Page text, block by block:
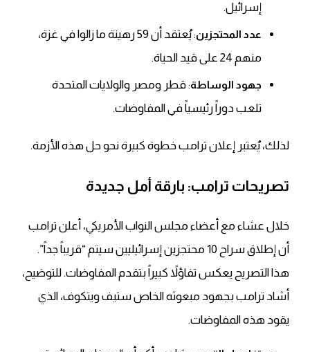
إسرائيل.
عدد المحتجزين
: يُعتقد أن 59 رهينة ما زالوا في غزة،
منهم 24 على قيد الحياة.
جهود الوساطة: قطر ومصر والولايات المتحدة
تلعب دوراً رئيسياً في المفاوضات.
لذلك، يُعتبر إعلان ترامب خطوة كبيرة نحو حل هذه الأزمة.
تصريحات ترامب: بارقة أمل جديدة
خلال عشاء مع أعضاء مجلس النواب الأمريكي، أعلن ترامب
أن إطلاق سراح 10 محتجزين إسرائيليين سيتم “قريباً جداً”.
هذا التصريح يعكس تفاؤلاً كبيراً بتقدم المفاوضات.للتوضيح،
أشاد ترامب بجهود مبعوثه الخاص ستيف ويتكوف، الذي
يقود هذه المفاوضات.